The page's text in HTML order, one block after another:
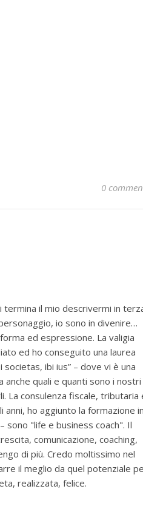
0
termina il mio descrivermi in
io sono in divenire…
ed espressione. La valigia
ed ho conseguito una laurea
ibi ius” – dove vi è una
anche quali e quanti sono i nostri
La consulenza fiscale, tributaria
anni, ho aggiunto la formazione
sono "life e business coach". Il
comunicazione, coaching,
di più. Credo moltissimo nel
il meglio da quel potenziale
realizzata, felice.